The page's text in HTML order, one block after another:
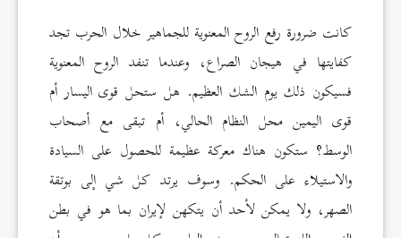
كانت ضرورة رفع الروح المعنوية للجماهير خلال الحرب تجد
كفايتها في هيجان الصراع، وعندما تنفد الروح المعنوية
فسيكون ذلك يوم الشك العظيم. هل ستحل قوى اليسار أم
قوی اليمين محل النظام الحالي، أم تبقی مع أصحاب
الوسط؟ ستكون هناك معركة عظيمة للحصول على السيادة
والاستيلاء على الحكم. وسوف يرتد كل شي إلى بوتقة
الصهر، ولا يمكن لأحد أن يتكهن لإيران بما هو في بطن